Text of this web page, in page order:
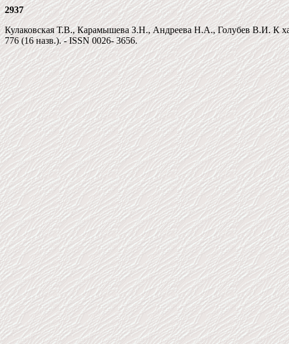
2937
Кулаковская Т.В., Карамышева З.Н., Андреева Н.А., Голубев В.И. К
776 (16 назв.). - ISSN 0026- 3656.